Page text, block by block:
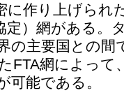
に作り上げられ
定）網がある。
の主要国との間
FTA網によって
可能である。